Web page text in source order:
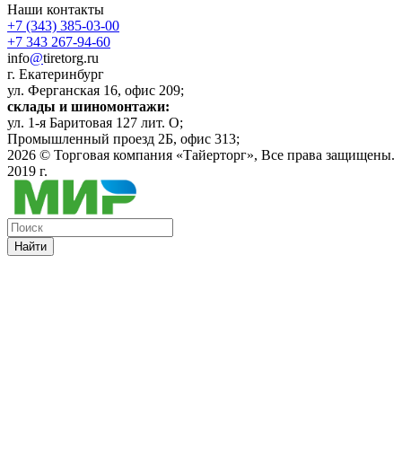
Наши контакты
+7 (343) 385-03-00
+7 343 267-94-60
info@tiretorg.ru
г. Екатеринбург
ул. Ферганская 16, офис 209;
склады и шиномонтажи:
ул. 1-я Баритовая 127 лит. О;
Промышленный проезд 2Б, офис 313;
2026 © Торговая компания «Тайерторг», Все права защищены.
2019 г.
Найти